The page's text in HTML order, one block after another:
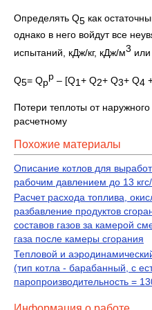
Определять Q5 как
однако в него войдут все
испытаний, кДж/кг, кДж/м3 или
Q5= Qр
р – [Q1+ Q2+ Q3+ Q4
Потери теплоты от
расчетному
Похожие материалы
Описание котлов для
рабочим давлением до 13
Расчет расхода топлива,
разбавление продуктов
составов газов за камерой
газа после камеры сгорания
Тепловой и
(тип котла - барабанный, с
паропроизводительность =